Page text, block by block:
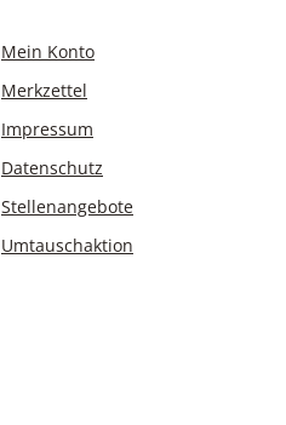
Mein Konto
Merkzettel
Impressum
Datenschutz
Stellenangebote
Umtauschaktion